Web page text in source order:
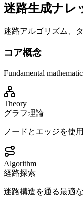
迷路生成ナレ
迷路アルゴリズム、
コア概念
Fundamental
Theory
グラフ理論
ノードとエッジを使
Algorithm
経路探索
迷路構造を通る最適